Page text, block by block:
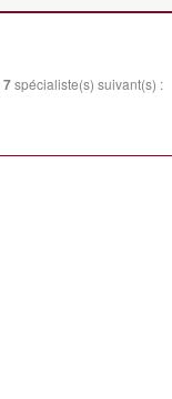
7spécialiste(s) suivant(s) :